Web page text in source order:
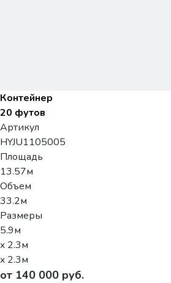
Контейнер
20 футов
Артикул
HYJU1105005
Площадь
13.57м
Объем
33.2м
Размеры
5.9м
x 2.3м
x 2.3м
от 140 000 руб.